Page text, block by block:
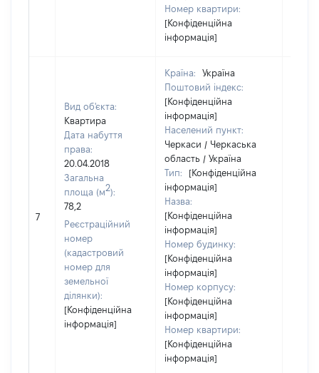
Номер квартири:
[Конфіденційна
інформація]
7
Вид об'єкта:
Квартира
Дата набуття
права:
20.04.2018
Загальна
площа (м2):
78,2
Реєстраційний
номер
(кадастровий
номер для
земельної
ділянки):
[Конфіденційна
інформація]
Країна:
Україна
Поштовий індекс:
[Конфіденційна
інформація]
Населений пункт:
Черкаси / Черкаська
область / Україна
Тип:
[Конфіденційна
інформація]
Назва:
[Конфіденційна
інформація]
Номер будинку:
[Конфіденційна
інформація]
Номер корпусу:
[Конфіденційна
інформація]
Номер квартири:
[Конфіденційна
інформація]